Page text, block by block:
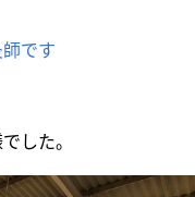
です
した。